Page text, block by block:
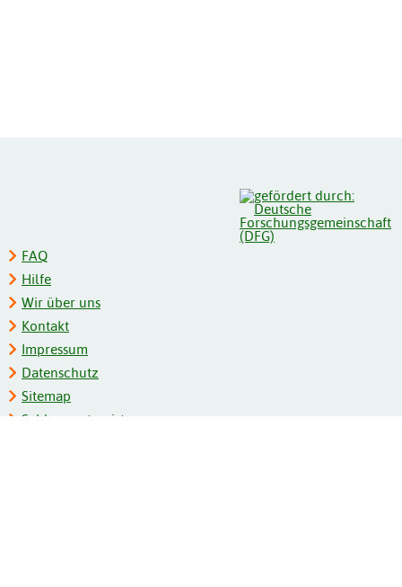
FAQ
Hilfe
Wir über uns
Kontakt
Impressum
Datenschutz
Sitemap
Schlagwortregister